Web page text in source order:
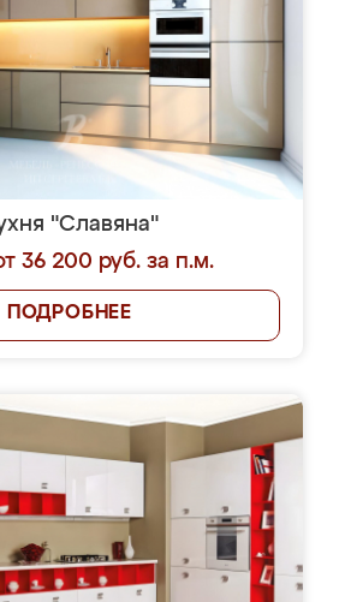
"Славяна"
36 200 руб. за п.м.
ПОДРОБНЕЕ